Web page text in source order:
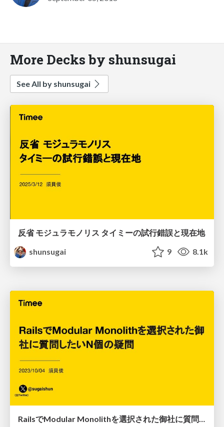
More Decks by shunsugai
See All by shunsugai
反省 モジュラモノリス タイミーの試行錯誤と現在地
shunsugai
9 8.1k